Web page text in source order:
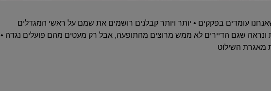
עומדים בפקקים • יותר ויותר קבלנים רושמים את שמם על ראשי המגדלים
ונראה שגם הדיירים לא ממש מרוצים מהתופעה, אבל רק מעטים מהם פועלים נגדה •
מאגרת השילוט